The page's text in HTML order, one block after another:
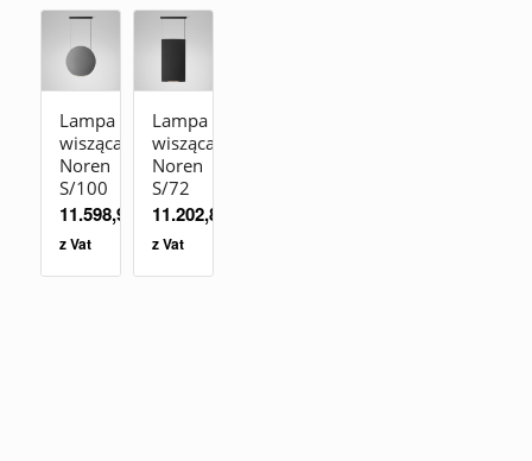
Lampa
wisząca
Noren
S/100
11.598,90
z Vat
Lampa
wisząca
Noren
S/72
11.202,84
z Vat